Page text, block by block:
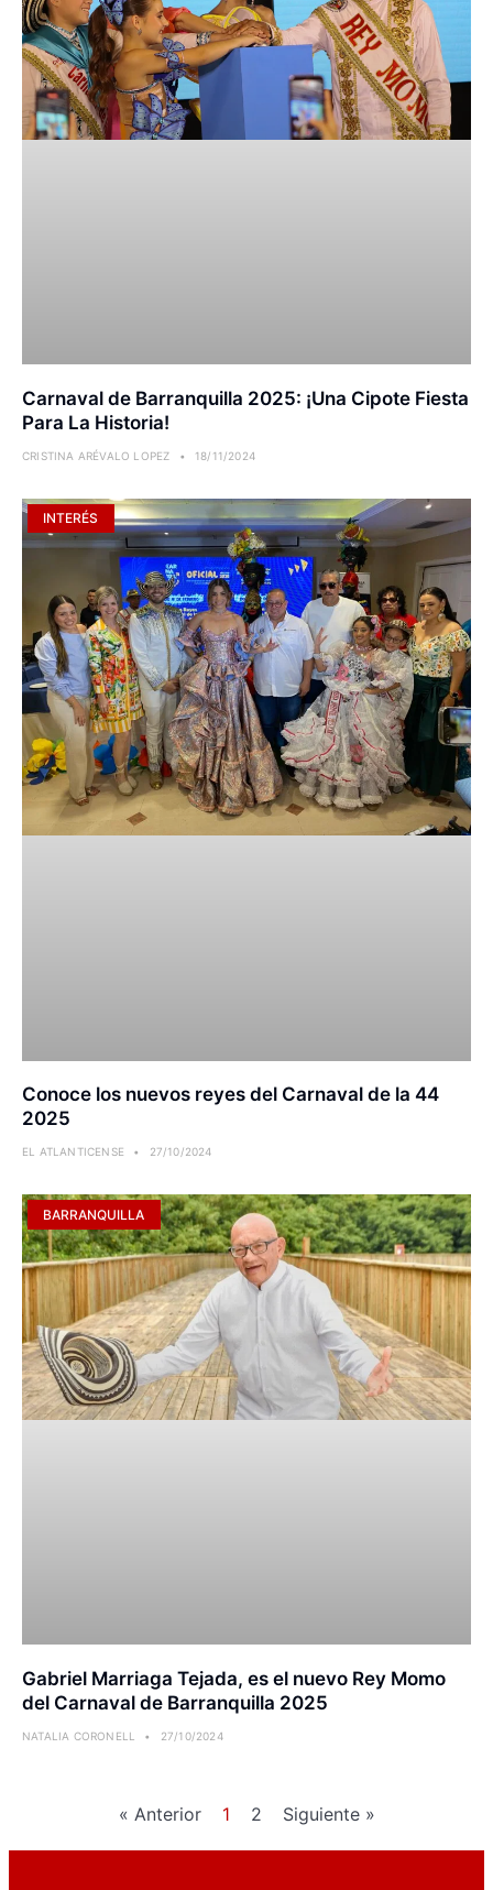
Carnaval de Barranquilla 2025: ¡Una Cipote Fiesta
Para La Historia!
CRISTINA ARÉVALO LOPEZ 18/11/2024
INTERÉS
Conoce los nuevos reyes del Carnaval de la 44
2025
EL ATLANTICENSE 27/10/2024
BARRANQUILLA
Gabriel Marriaga Tejada, es el nuevo Rey Momo
del Carnaval de Barranquilla 2025
NATALIA CORONELL 27/10/2024
« Anterior 1 2 Siguiente »